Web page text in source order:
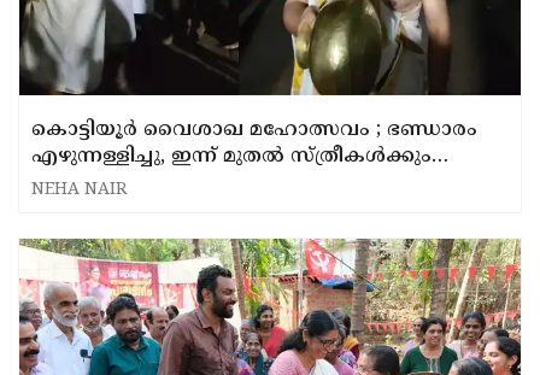
കൊട്ടിയൂർ വൈശാഖ മഹോത്സവം ; ഭണ്ഡാരം
എഴുന്നള്ളിച്ചു, ഇന്ന് മുതൽ സ്ത്രീകൾക്കും
ദർശനം നടത്താം
NEHA NAIR